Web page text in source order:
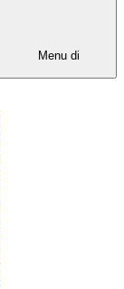
Menu di